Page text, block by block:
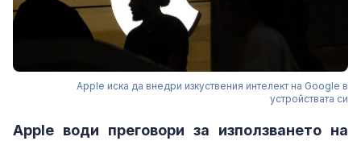
Apple иска да внедри изкуствения интелект на Google в
устройствата си
Apple води преговори за използването на